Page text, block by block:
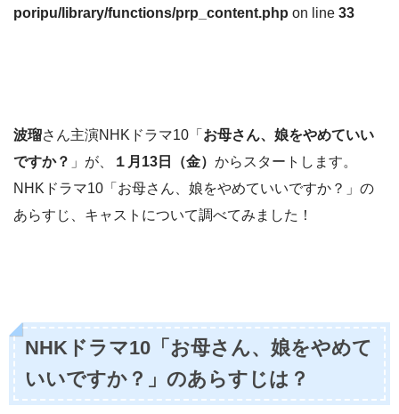
poripu/library/functions/prp_content.php on line 33
波瑠さん主演NHKドラマ10「 お母さん、娘をやめていい
ですか？ 」が、 １月13日（金） からスタートします。
NHKドラマ10「お母さん、娘をやめていいですか？」の
あらすじ、キャストについて調べてみました！
NHKドラマ10「お母さん、娘をやめて
いいですか？」のあらすじは？